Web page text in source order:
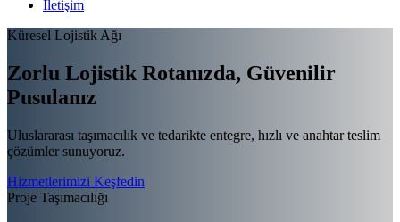
İletişim
Küresel Lojistik Ağı
Zorlu Lojistik Rotanızda, Güvenilir
Pusulanız
Uluslararası taşımacılık ve tedarikte entegre, hızlı ve anahtar teslim
çözümler sunuyoruz.
Hizmetlerimizi Keşfedin
Proje Taşımacılığı